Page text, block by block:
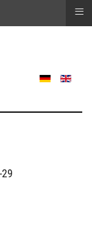
≡